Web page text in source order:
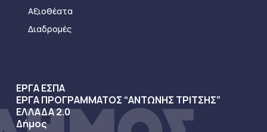
Αξιοθέατα
Διαδρομές
ΕΡΓΑ ΕΣΠΑ
ΕΡΓΑ ΠΡΟΓΡΑΜΜΑΤΟΣ “ΑΝΤΩΝΗΣ ΤΡΙΤΣΗΣ”
ΕΛΛΑΔΑ 2.0
Δήμος